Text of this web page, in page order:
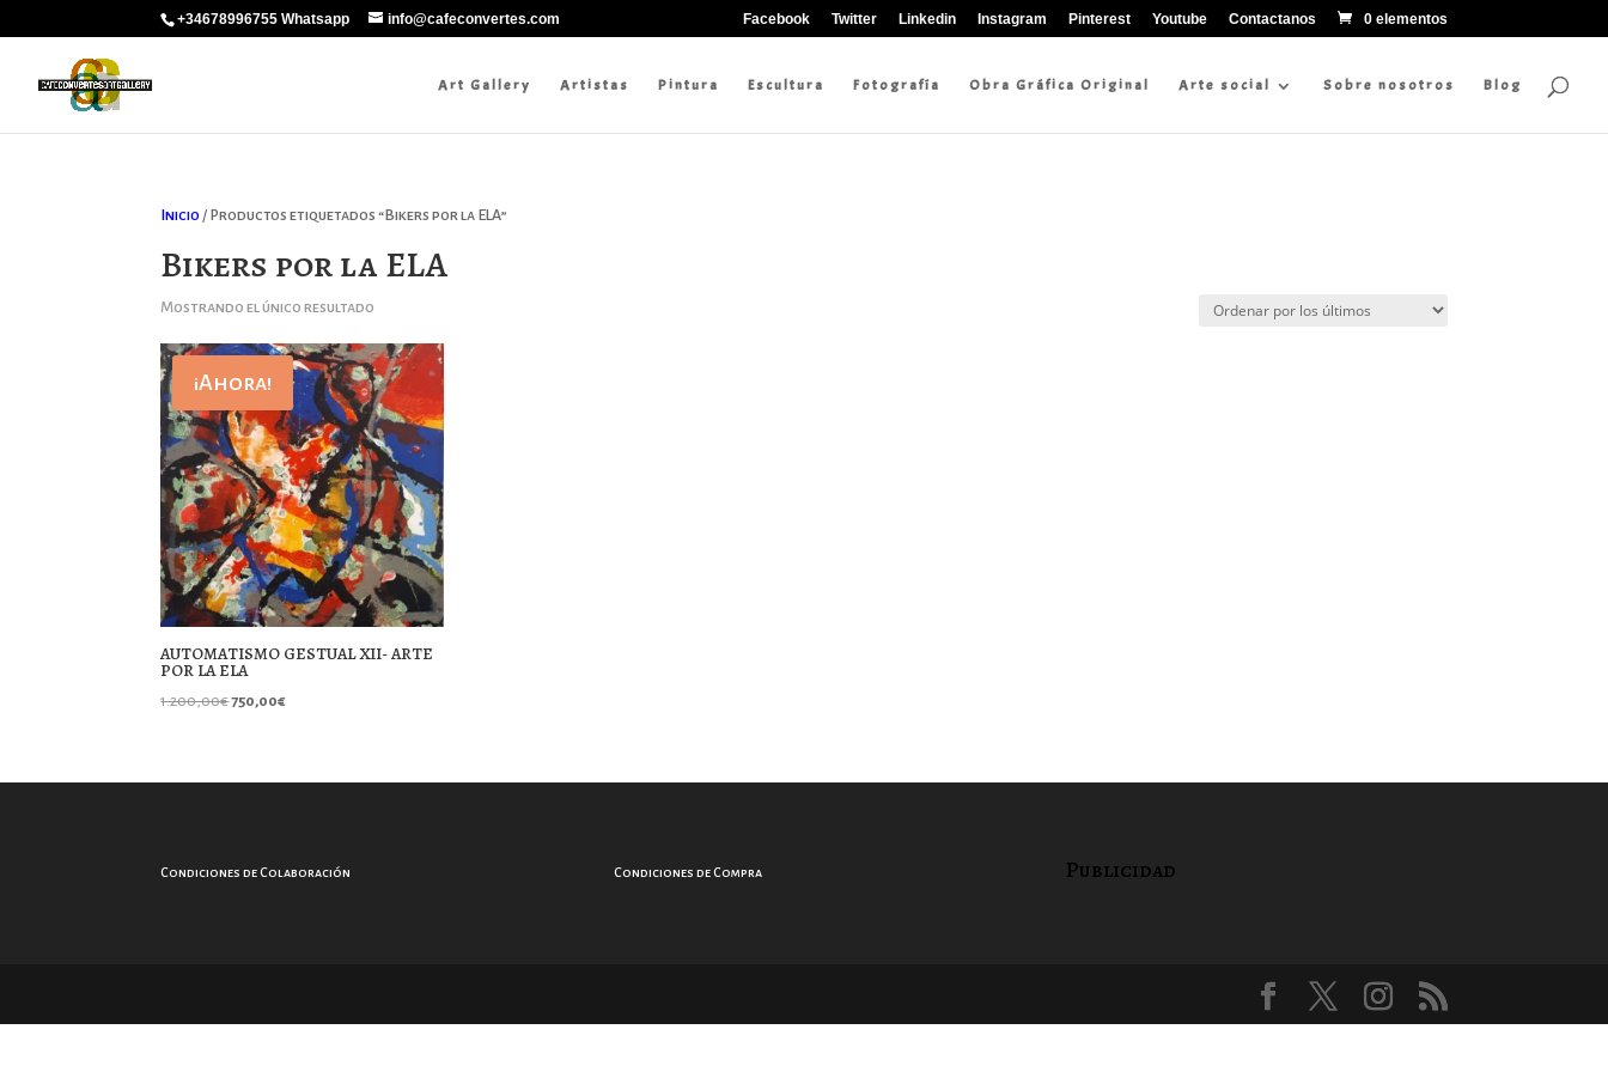
+34678996755 Whatsapp info@cafeconvertes.com Facebook Twitter Linkedin Instagram Pinterest Youtube Contactanos 0 elementos
Art Gallery Artistas Pintura Escultura Fotografía Obra Gráfica Original Arte social Sobre nosotros Blog
Inicio / Productos etiquetados “Bikers por la ELA”
Bikers por la ELA
Mostrando el único resultado
¡Ahora!
AUTOMATISMO GESTUAL XII- ARTE
POR LA ELA
1.200,00€El
era:
750,00€El
es:
Condiciones de Colaboración Condiciones de Compra Publicidad